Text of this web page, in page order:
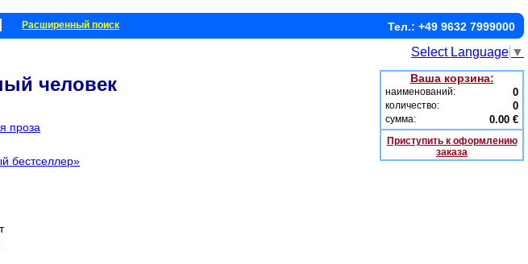
Расширенный поиск Тел.: +49 9632 7999000
Select Language ▼
человек
проза
бестселлер»
Ваша корзина:
наименований: 0
количество: 0
сумма: 0.00 €
Приступить к оформлению
заказа